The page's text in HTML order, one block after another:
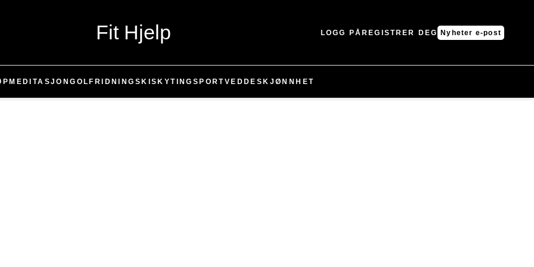
Fit Hjelp LOGG PÅREGISTRER DEG Nyheter e-post
MEDITASJONGOLF RIDNING SKI SKYTING SPORTVEDDE SKJØNNHET